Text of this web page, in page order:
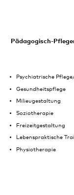
Pädagogisch-
Psychiatrische
Gesundheitspflege
Milieugestaltung
Soziotherapie
Freizeitgestaltung
Lebenspraktische
Physiotherapie